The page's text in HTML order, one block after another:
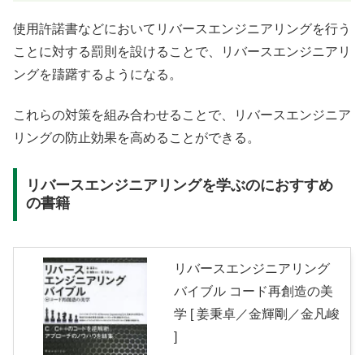
使用許諾書などにおいてリバースエンジニアリングを行う
ことに対する罰則を設けることで、リバースエンジニアリ
ングを躊躇するようになる。
これらの対策を組み合わせることで、リバースエンジニア
リングの防止効果を高めることができる。
リバースエンジニアリングを学ぶのにおすすめ
の書籍
リバースエンジニアリング
バイブル コード再創造の美
学 [ 姜秉卓／金輝剛／金凡峻
]